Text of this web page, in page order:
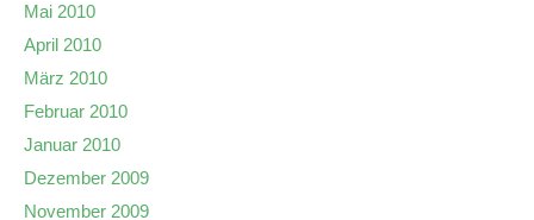
Mai 2010
April 2010
März 2010
Februar 2010
Januar 2010
Dezember 2009
November 2009